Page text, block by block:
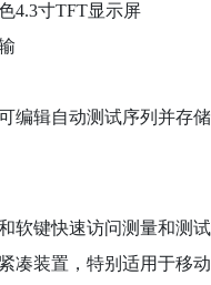
4.3寸TFT显示屏
编辑自动测试序列并存
软键快速访问测量和测
凑装置，特别适用于移